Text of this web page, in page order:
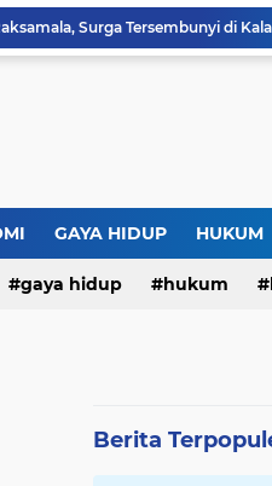
GAYA HIDUP HUKUM
gaya hidup hukum
Berita